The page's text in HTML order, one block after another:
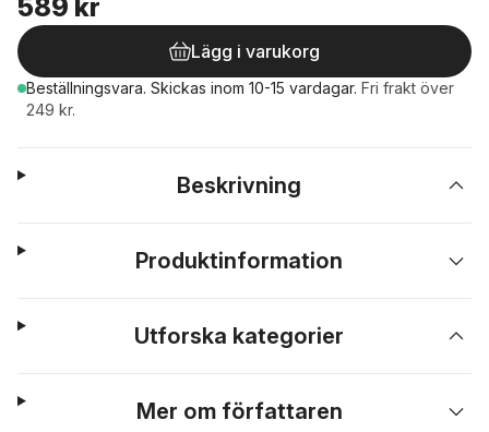
589 kr
Lägg i varukorg
Beställningsvara. Skickas inom 10-15 vardagar. Fri frakt över
249 kr.
Beskrivning
Produktinformation
Utforska kategorier
Mer om författaren